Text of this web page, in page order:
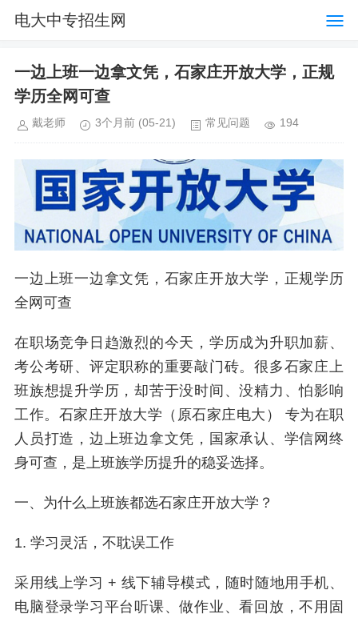
电大中专招生网
一边上班一边拿文凭，石家庄开放大学，正规
学历全网可查
戴老师 3个月前 (05-21) 常见问题 194
一边上班一边拿文凭，石家庄开放大学，正规学历
全网可查
在职场竞争日趋激烈的今天，学历成为升职加薪、
考公考研、评定职称的重要敲门砖。很多石家庄上
班族想提升学历，却苦于没时间、没精力、怕影响
工作。石家庄开放大学（原石家庄电大） 专为在职
人员打造，边上班边拿文凭，国家承认、学信网终
身可查，是上班族学历提升的稳妥选择。
一、为什么上班族都选石家庄开放大学？
1. 学习灵活，不耽误工作
采用线上学习 + 线下辅导模式，随时随地用手机、
电脑登录学习平台听课、做作业、看回放，不用固